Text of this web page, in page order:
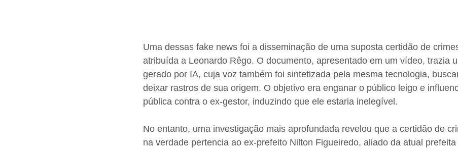
Uma dessas fake news foi a disseminação de uma suposta certidão de
atribuída a Leonardo Rêgo. O documento, apresentado em um vídeo, trazia
gerado por IA, cuja voz também foi sintetizada pela mesma tecnologia,
deixar rastros de sua origem. O objetivo era enganar o público leigo e
pública contra o ex-gestor, induzindo que ele estaria inelegível.
No entanto, uma investigação mais aprofundada revelou que a certidão de
na verdade pertencia ao ex-prefeito Nilton Figueiredo, aliado da atual